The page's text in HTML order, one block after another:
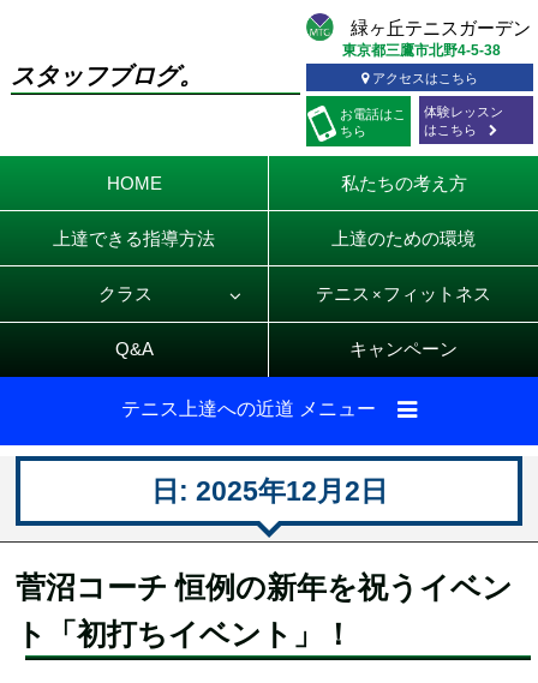
スタッフブログ。
お電話はこ
ちら
東京都三鷹市北野4-5-38
アクセスはこちら
体験レッスン
はこちら
HOME 私たちの考え方
上達できる指導方法 上達のための環境
クラス テニス × フィットネス
Q&A キャンペーン
テニス上達への近道 メニュー
日: 2025年12月2日
菅沼コーチ 恒例の新年を祝うイベン
ト「初打ちイベント」！